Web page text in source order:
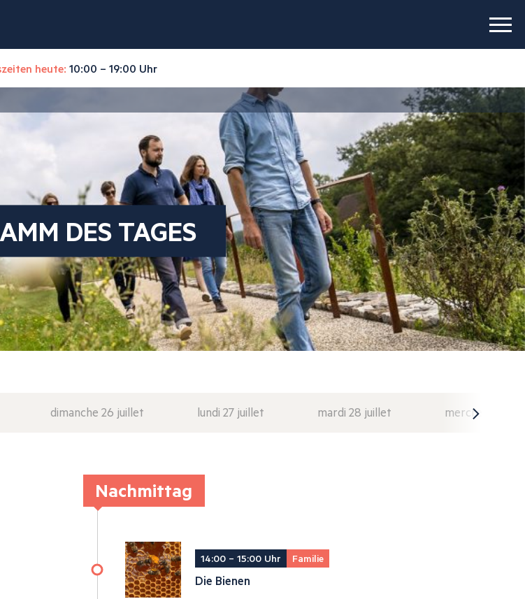
heute: 10:00 – 19:00 Uhr
DES TAGES
dimanche 26 juillet lundi 27 juillet mardi 28 juillet mercredi 29
Nachmittag
14:00 – 15:00 Uhr Familie
Die Bienen